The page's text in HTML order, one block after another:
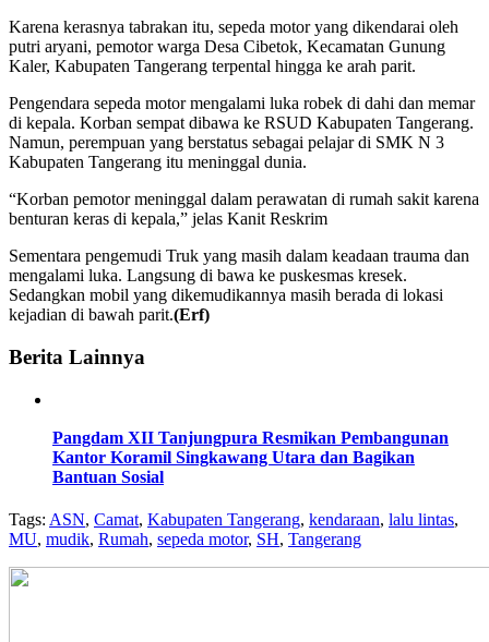
Karena kerasnya tabrakan itu, sepeda motor yang dikendarai oleh
putri aryani, pemotor warga Desa Cibetok, Kecamatan Gunung
Kaler, Kabupaten Tangerang terpental hingga ke arah parit.
Pengendara sepeda motor mengalami luka robek di dahi dan memar
di kepala. Korban sempat dibawa ke RSUD Kabupaten Tangerang.
Namun, perempuan yang berstatus sebagai pelajar di SMK N 3
Kabupaten Tangerang itu meninggal dunia.
“Korban pemotor meninggal dalam perawatan di rumah sakit karena
benturan keras di kepala,” jelas Kanit Reskrim
Sementara pengemudi Truk yang masih dalam keadaan trauma dan
mengalami luka. Langsung di bawa ke puskesmas kresek.
Sedangkan mobil yang dikemudikannya masih berada di lokasi
kejadian di bawah parit.(Erf)
Berita Lainnya
Pangdam XII Tanjungpura Resmikan Pembangunan
Kantor Koramil Singkawang Utara dan Bagikan
Bantuan Sosial
Tags: ASN, Camat, Kabupaten Tangerang, kendaraan, lalu lintas,
MU, mudik, Rumah, sepeda motor, SH, Tangerang